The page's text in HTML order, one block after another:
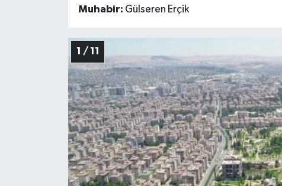
Muhabir: Gülseren Erçik
1 / 11
Yeme-İçme